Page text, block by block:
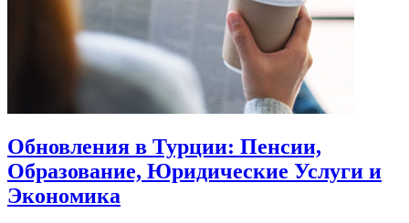
Обновления в Турции: Пенсии,
Образование, Юридические Услуги и
Экономика